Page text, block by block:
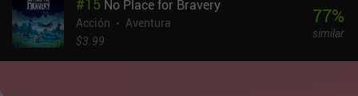
capacidad de resucitar a las criaturas caídas. Podemos reanimar
una gran variedad de unidades, cada una adecuada para
situaciones tácticas específicas. Y cuanto más fuertes seamos,
#15 No Place for Bravery
Acción
Aventura
$3.99
77%
similar